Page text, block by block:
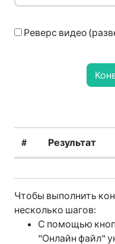
Реверс видео
# Результат
Чтобы выполнить
несколько шагов:
С помощью
"Онлайн файл"